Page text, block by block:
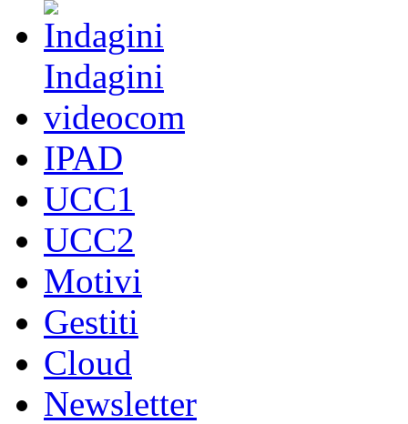
Indagini
videocom
IPAD
UCC1
UCC2
Motivi
Gestiti
Cloud
Newsletter